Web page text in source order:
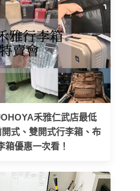
禾雅仁武店最低
式、雙開式行李箱、布
箱優惠一次看！